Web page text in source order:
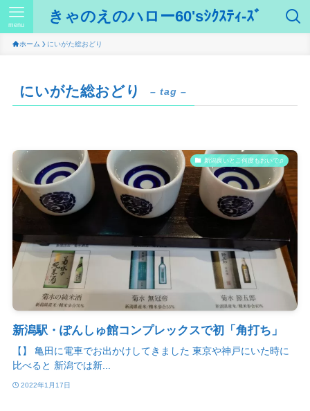
きゃのえのハロー60'sｼｸｽﾃｨ-ｽﾞ
menu
ホーム にいがた総おどり
にいがた総おどり – tag –
新潟良いとこ何度もおいで♫
新潟駅・ぽんしゅ館コンプレックスで初「角打ち」
【】 亀田に電車でお出かけしてきました 東京や神戸にいた時に
比べると 新潟では新...
2022年1月17日